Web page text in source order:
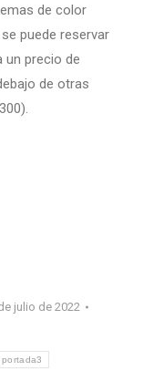
de color
puede reservar
un precio de
de otras
julio de 2022
portada3